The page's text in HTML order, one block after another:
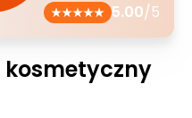
5.00/5
kosmetyczny